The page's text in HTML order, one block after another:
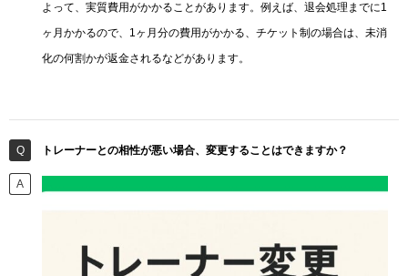
よって、実質費用がかかることがあります。例えば、退会処理までに1
ヶ月かかるので、1ヶ月分の費用がかかる、チケット制の場合は、未消
化の何割かが返金されるなどがあります。
トレーナーとの相性が悪い場合、変更することはできますか？